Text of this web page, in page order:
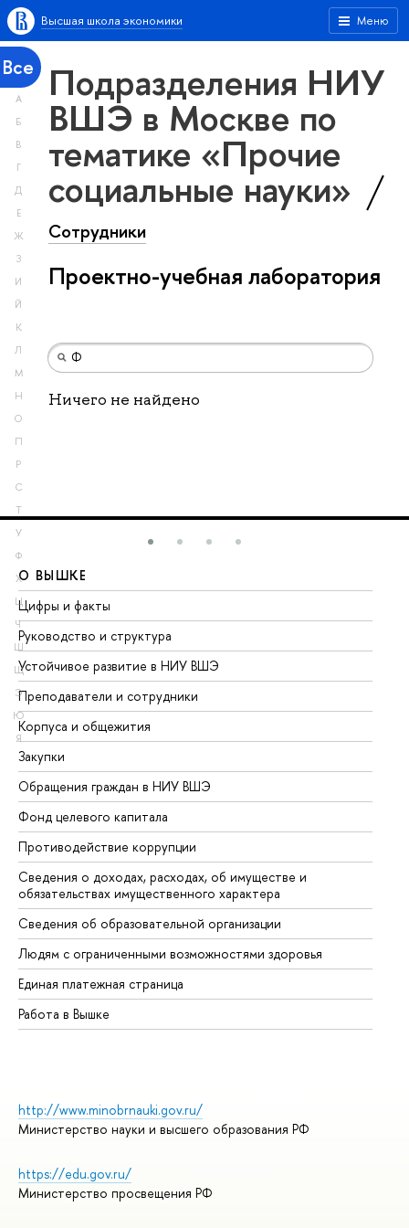
Меню
Высшая школа экономики
Все
А
Б
В
Г
Д
Е
Ж
З
И
Й
К
Л
М
Н
О
П
Р
С
Т
У
Ф
Х
Ц
Ч
Ш
Щ
Э
Ю
Я
Подразделения НИУ
ВШЭ в Москве по
тематике «Прочие
социальные науки»
Сотрудники
Проектно-учебная лаборатория
Ничего не найдено
О ВЫШКЕ
Цифры и факты
Руководство и структура
Устойчивое развитие в НИУ ВШЭ
Преподаватели и сотрудники
Корпуса и общежития
Закупки
Обращения граждан в НИУ ВШЭ
Фонд целевого капитала
Противодействие коррупции
Сведения о доходах, расходах, об имуществе и
обязательствах имущественного характера
Сведения об образовательной организации
Людям с ограниченными возможностями здоровья
Единая платежная страница
Работа в Вышке
http://www.minobrnauki.gov.ru/
Министерство науки и высшего образования РФ
https://edu.gov.ru/
Министерство просвещения РФ